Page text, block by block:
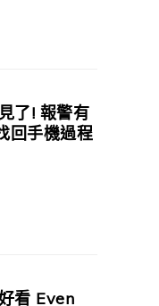
了! 報警有
回手機過程
看 Even